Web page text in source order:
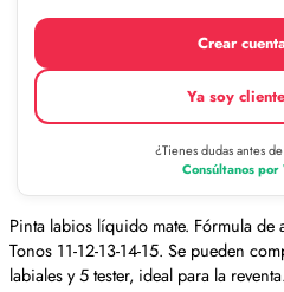
Crear
Ya soy
¿Tienes dudas antes
Consúltanos
Pinta labios líquido mate. Fórmula
Tonos 11-12-13-14-15. Se pueden
labiales y 5 tester, ideal para la reventa.